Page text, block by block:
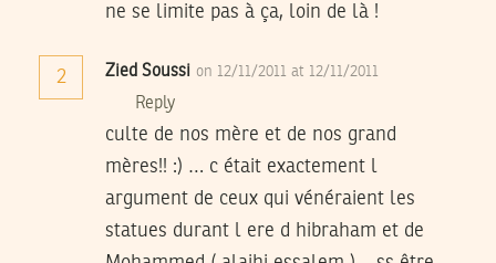
ne se limite pas à ça, loin de là !
2 Zied Soussi on 12/11/2011 at 12/11/2011
Reply
culte de nos mère et de nos grand
mères!! :) … c était exactement l
argument de ceux qui vénéraient les
statues durant l ere d hibraham et de